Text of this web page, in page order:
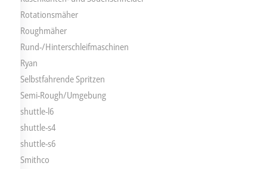
Rotationsmäher
Roughmäher
Rund-/Hinterschleifmaschinen
Ryan
Selbstfahrende Spritzen
Semi-Rough/Umgebung
shuttle-l6
shuttle-s4
shuttle-s6
Smithco